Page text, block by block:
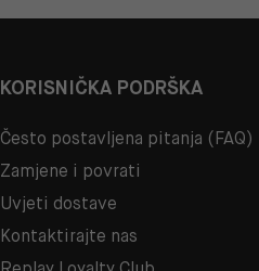
KORISNIČKA PODRŠKA
Često postavljena pitanja (FAQ)
Zamjene i povrati
Uvjeti dostave
Kontaktirajte nas